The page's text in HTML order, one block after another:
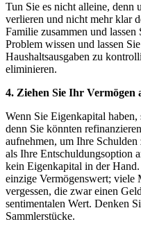
Tun Sie es nicht alleine, denn
verlieren und nicht mehr klar
Familie zusammen und
Problem wissen und lassen
Haushaltsausgaben zu
eliminieren.
4. Ziehen Sie Ihr Vermögen
Wenn Sie Eigenkapital
denn Sie könnten
aufnehmen, um Ihre
als Ihre Entschuldungsoption
kein Eigenkapital in der
einzige Vermögenswert; viele
vergessen, die zwar einen
sentimentalen Wert. Denken
Sammlerstücke.